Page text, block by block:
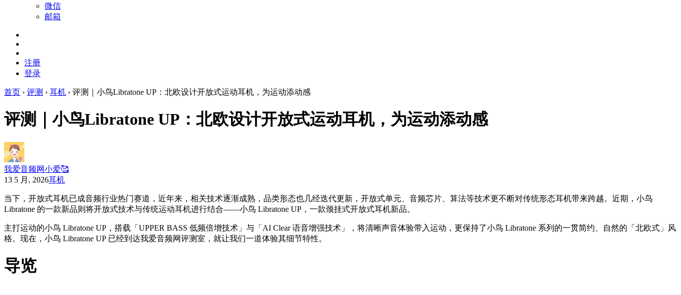
微信
邮箱
注册
登录
首页 › 评测 › 耳机 › 评测｜小鸟Libratone UP：北欧设计开放式运动耳机，为运动添动感
评测｜小鸟Libratone UP：北欧设计开放式运动耳机，为运动添动感
我爱音频网小爱🥰
13 5 月, 2026耳机
当下，开放式耳机已成音频行业热门赛道，近年来，相关技术逐渐成熟，品类形态也几经迭代更新，开放式单元、音频芯片、算法等技术更不断对传统形态耳机带来跨越。近期，小鸟
Libratone 的一款新品则将开放式技术与传统运动耳机进行结合——小鸟 Libratone UP，一款颈挂式开放式耳机新品。
主打运动的小鸟 Libratone UP，搭载「UPPER BASS 低频倍增技术」与「AI Clear 语音增强技术」，将清晰声音体验带入运动，更保持了小鸟 Libratone 系列的一贯简约、自然的「北欧式」风
格。现在，小鸟 Libratone UP 已经到达我爱音频网评测室，就让我们一道体验其细节特性。
导览